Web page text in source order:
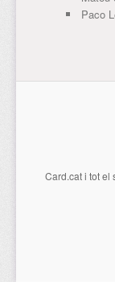
Paco
Card.cati tot el